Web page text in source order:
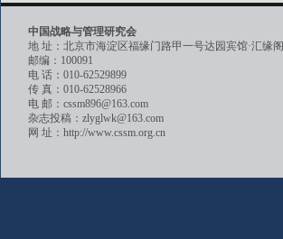
中国战略与管理研究会
地 址：北京市海淀区福缘门路甲一号达园宾馆·汇缘阁
邮编：100091
电 话：010-62529899
传 真：010-62528966
电 邮：cssm896@163.com
杂志投稿：zlyglwk@163.com
网 址：http://www.cssm.org.cn